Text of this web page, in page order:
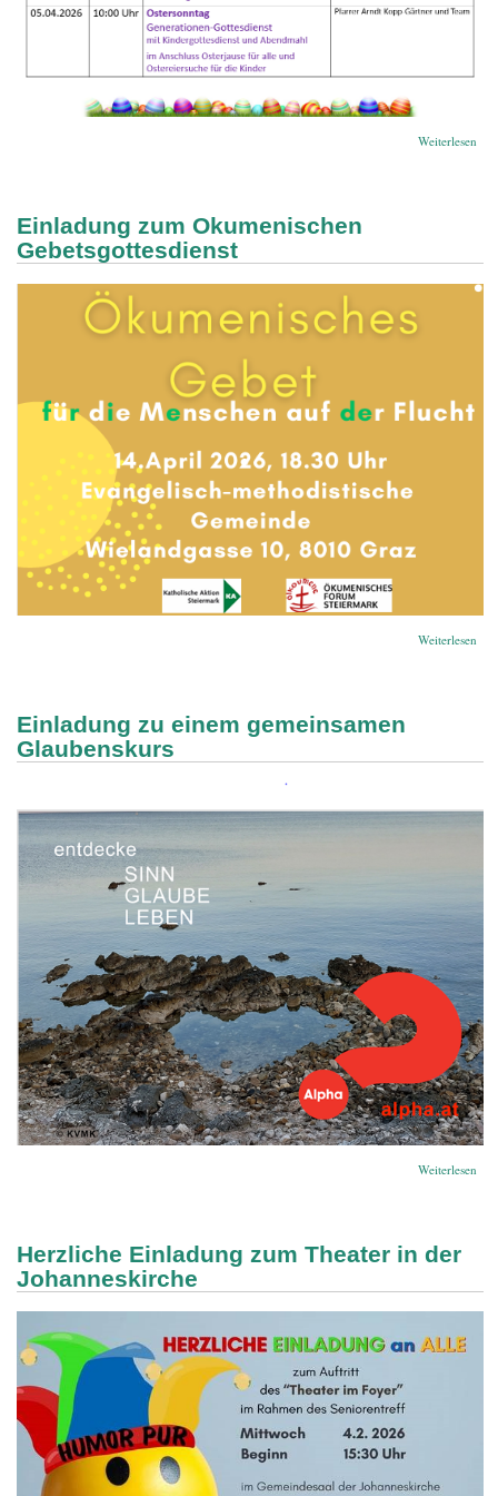
Weiterlesen
Einladung zum Okumenischen
Gebetsgottesdienst
Weiterlesen
Einladung zu einem gemeinsamen
Glaubenskurs
Weiterlesen
Herzliche Einladung zum Theater in der
Johanneskirche